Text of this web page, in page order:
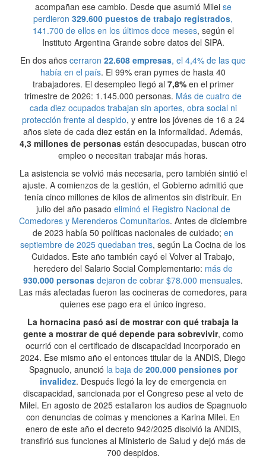
acompañan ese cambio. Desde que asumió Milei se
perdieron 329.600 puestos de trabajo registrados,
141.700 de ellos en los últimos doce meses, según el
Instituto Argentina Grande sobre datos del SIPA.
En dos años cerraron 22.608 empresas, el 4,4% de las que
había en el país. El 99% eran pymes de hasta 40
trabajadores. El desempleo llegó al 7,8%en el primer
trimestre de 2026: 1.145.000 personas. Más de cuatro de
cada diez ocupados trabajan sin aportes, obra social ni
protección frente al despido, y entre los jóvenes de 16 a 24
años siete de cada diez están en la informalidad. Además,
4,3 millones de personas están desocupadas, buscan otro
empleo o necesitan trabajar más horas.
La asistencia se volvió más necesaria, pero también sintió el
ajuste. A comienzos de la gestión, el Gobierno admitió que
tenía cinco millones de kilos de alimentos sin distribuir. En
julio del año pasado eliminó el Registro Nacional de
Comedores y Merenderos Comunitarios. Antes de diciembre
de 2023 había 50 políticas nacionales de cuidado; en
septiembre de 2025 quedaban tres, según La Cocina de los
Cuidados. Este año también cayó el Volver al Trabajo,
heredero del Salario Social Complementario: más de
930.000 personas dejaron de cobrar $78.000 mensuales.
Las más afectadas fueron las cocineras de comedores, para
quienes ese pago era el único ingreso.
La hornacina pasó así de mostrar con qué trabaja la
gente a mostrar de qué depende para sobrevivir, como
ocurrió con el certificado de discapacidad incorporado en
2024. Ese mismo año el entonces titular de la ANDIS, Diego
Spagnuolo, anunció la baja de 200.000 pensiones por
invalidez. Después llegó la ley de emergencia en
discapacidad, sancionada por el Congreso pese al veto de
Milei. En agosto de 2025 estallaron los audios de Spagnuolo
con denuncias de coimas y menciones a Karina Milei. En
enero de este año el decreto 942/2025 disolvió la ANDIS,
transfirió sus funciones al Ministerio de Salud y dejó más de
700 despidos.